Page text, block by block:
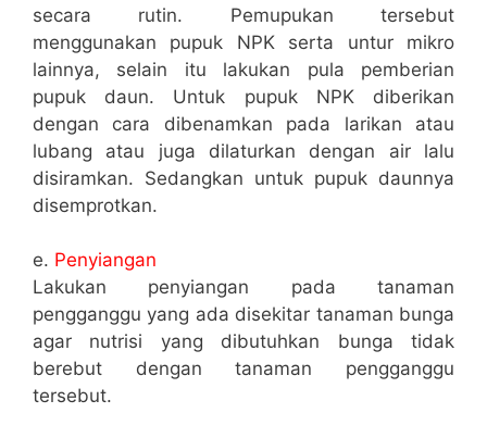
secara rutin. Pemupukan tersebut
menggunakan pupuk NPK serta untur mikro
lainnya, selain itu lakukan pula pemberian
pupuk daun. Untuk pupuk NPK diberikan
dengan cara dibenamkan pada larikan atau
lubang atau juga dilaturkan dengan air lalu
disiramkan. Sedangkan untuk pupuk daunnya
disemprotkan.
e. Penyiangan
Lakukan penyiangan pada tanaman
pengganggu yang ada disekitar tanaman bunga
agar nutrisi yang dibutuhkan bunga tidak
berebut dengan tanaman pengganggu
tersebut.